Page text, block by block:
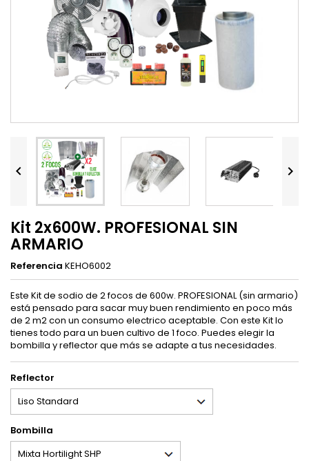
 
Kit 2x600W. PROFESIONAL SIN
ARMARIO
Referencia KEHO6002
Este Kit de sodio de 2 focos de 600w. PROFESIONAL (sin armario)
está pensado para sacar muy buen rendimiento en poco más
de 2 m2 con un consumo electrico aceptable. Con este Kit lo
tienes todo para un buen cultivo de 1 foco. Puedes elegir la
bombilla y reflector que más se adapte a tus necesidades.
Reflector
Bombilla